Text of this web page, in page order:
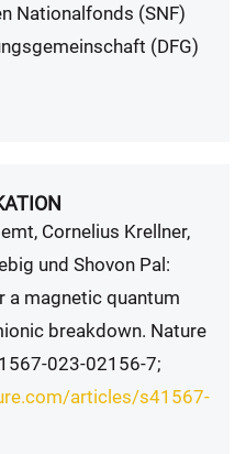
Nationalfonds (SNF)
(DFG)
Cornelius Krellner,
und Shovon Pal:
a magnetic quantum
breakdown. Nature
023-02156-7;
articles/s41567-